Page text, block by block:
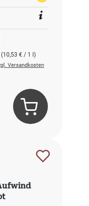
(10,53 € / 1 l)
Preis:
Versandkosten